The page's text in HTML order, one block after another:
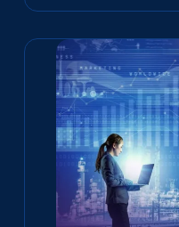
mobile
SAP
ou
IBM
Maximo
dans
la
maintenance
industrielle